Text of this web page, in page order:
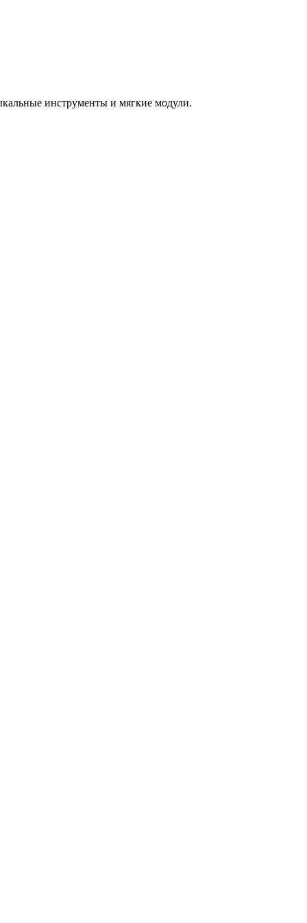
инструменты и мягкие модули.